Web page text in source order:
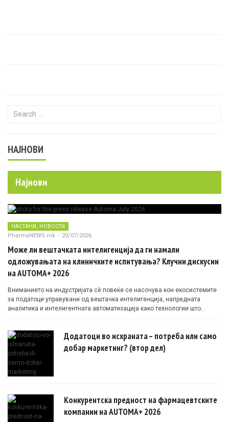
Search for:
НАЈНОВИ
Најнови
НАСТАНИ НОВОСТИ
PharmaNEWS.mk - 20/07/2026
Може ли вештачката интелигенција да ги намали
одложувањата на клиничките испитувања? Клучни дискусии
на AUTOMA+ 2026
Вниманието на индустријата сè повеќе се насочува кон екосистемите
за податоци управувани од вештачка интелигенција, напредната
аналитика и интелигентната автоматизација како технологии што
Додатоци во исхраната – потреба или само
добар маркетинг? (втор дел)
Конкурентска предност на фармацевтските
компании на AUTOMA+ 2026